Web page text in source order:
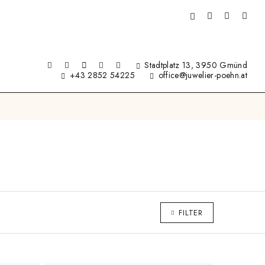
Stadtplatz 13, 3950 Gmünd
+43 2852 54225
office@juwelier-poehn.at
FILTER